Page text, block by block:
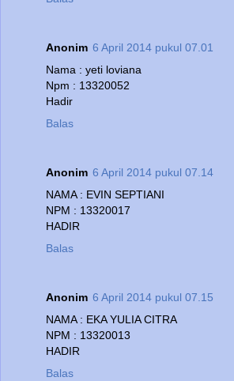
Anonim 6 April 2014 pukul 07.01
Nama : yeti loviana
Npm : 13320052
Hadir
Balas
Anonim 6 April 2014 pukul 07.14
NAMA : EVIN SEPTIANI
NPM : 13320017
HADIR
Balas
Anonim 6 April 2014 pukul 07.15
NAMA : EKA YULIA CITRA
NPM : 13320013
HADIR
Balas